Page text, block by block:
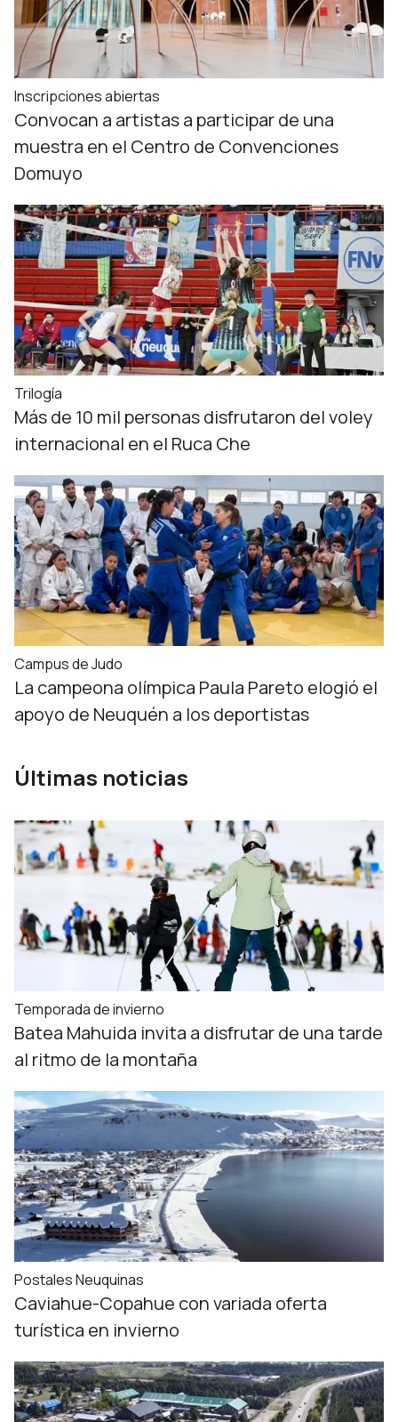
Inscripciones abiertas
Convocan a artistas a participar de una
muestra en el Centro de Convenciones
Domuyo
Trilogía
Más de 10 mil personas disfrutaron del voley
internacional en el Ruca Che
Campus de Judo
La campeona olímpica Paula Pareto elogió el
apoyo de Neuquén a los deportistas
Últimas noticias
Temporada de invierno
Batea Mahuida invita a disfrutar de una tarde
al ritmo de la montaña
Postales Neuquinas
Caviahue-Copahue con variada oferta
turística en invierno